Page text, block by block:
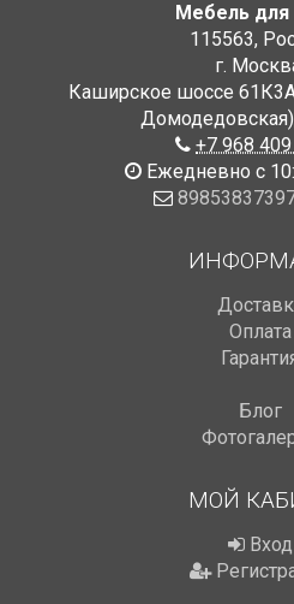
Мебель
115563,
г.
Каширское шоссе
Домодедовская)
+7 968
Ежедневно с
Оплата
Блог
МОЙ
Вход